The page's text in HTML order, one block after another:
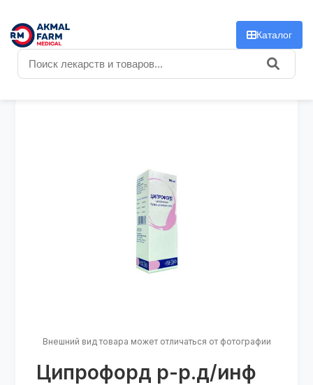
Каталог
Внешний вид товара может отличаться от фотографии
Ципрофорд р-р.д/инф